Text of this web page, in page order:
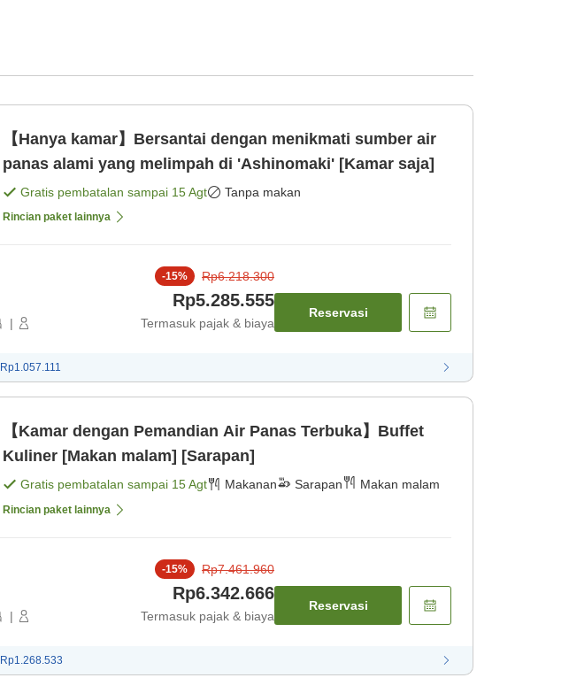
【Hanya kamar】Bersantai dengan menikmati sumber air
panas alami yang melimpah di 'Ashinomaki' [Kamar saja]
Gratis pembatalan sampai 15 Agt Tanpa makan
Rincian paket lainnya
|
-15% Rp6.218.300
Rp5.285.555
Termasuk pajak & biaya
Reservasi
Rp1.057.111
【Kamar dengan Pemandian Air Panas Terbuka】Buffet
Kuliner [Makan malam] [Sarapan]
Gratis pembatalan sampai 15 Agt Makanan Sarapan Makan malam
Rincian paket lainnya
|
-15% Rp7.461.960
Rp6.342.666
Termasuk pajak & biaya
Reservasi
Rp1.268.533